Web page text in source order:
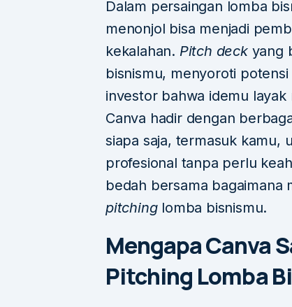
Dalam persaingan lomba
menonjol bisa menjadi
kekalahan. Pitch deckyang
bisnismu, menyoroti
investor bahwa idemu
Canva hadir dengan
siapa saja, termasuk kamu,
profesional tanpa perlu
bedah bersama bagaimana
pitchinglomba bisnismu.
Mengapa Canva
Pitching Lomba